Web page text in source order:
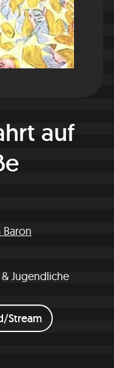
auf
Baron
Jugendliche
Stream